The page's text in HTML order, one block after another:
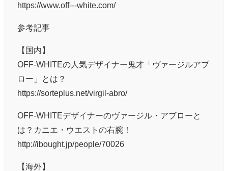
https://www.off---white.com/
参考記事
【国内】
OFF-WHITEの人気デザイナー鬼才「ヴァージルアブ
ロー」とは？
https://sorteplus.net/virgil-abro/
OFF-WHITEデザイナーのヴァージル・アブローと
は？カニエ・ウエストの右腕！
http://ibought.jp/people/70026
【海外】